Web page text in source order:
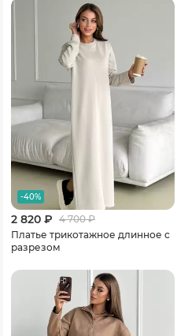
-40%
2 820 ₽ 4 700₽
Платье трикотажное длинное с
разрезом